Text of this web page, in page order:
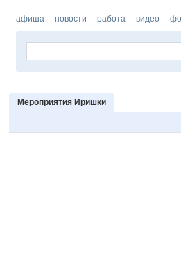
афиша новости работа видео
Мероприятия Иришки